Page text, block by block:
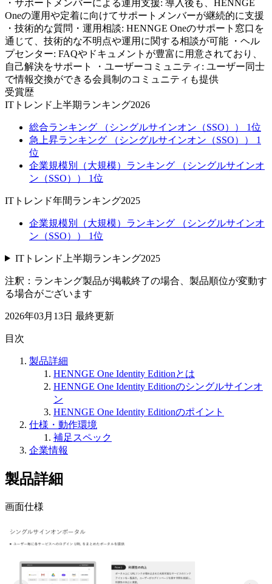
・サポートメンバーによる運用支援: 導入後も、HENNGE
Oneの運用や定着に向けてサポートメンバーが継続的に支援
・技術的な質問・運用相談: HENNGE Oneのサポート窓口を
通じて、技術的な不明点や運用に関する相談が可能 ・ヘル
プセンター: FAQやドキュメントが豊富に用意されており、
自己解決をサポート ・ユーザーコミュニティ: ユーザー同士
で情報交換ができる会員制のコミュニティも提供
受賞歴
ITトレンド上半期ランキング2026
総合ランキング （シングルサインオン（SSO）） 1位
急上昇ランキング （シングルサインオン（SSO）） 1
位
企業規模別（大規模）ランキング （シングルサインオ
ン（SSO）） 1位
ITトレンド年間ランキング2025
企業規模別（大規模）ランキング （シングルサインオ
ン（SSO）） 1位
ITトレンド上半期ランキング2025
注釈：ランキング製品が掲載終了の場合、製品順位が変動す
る場合がございます
2026年03月13日 最終更新
目次
製品詳細
HENNGE One Identity Editionとは
HENNGE One Identity Editionのシングルサインオ
ン
HENNGE One Identity Editionのポイント
仕様・動作環境
補足スペック
企業情報
製品詳細
画面仕様